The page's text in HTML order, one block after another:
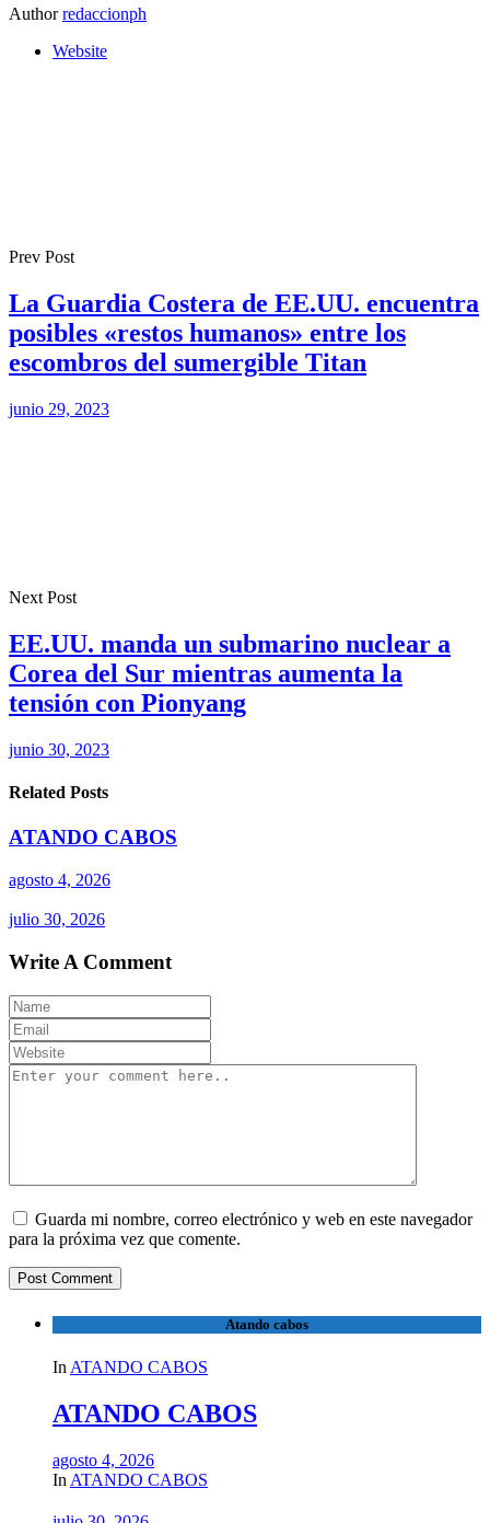
Author redaccionph
Website
Prev Post
La Guardia Costera de EE.UU. encuentra
posibles «restos humanos» entre los
escombros del sumergible Titan
junio 29, 2023
Next Post
EE.UU. manda un submarino nuclear a
Corea del Sur mientras aumenta la
tensión con Pionyang
junio 30, 2023
Related Posts
ATANDO CABOS
agosto 4, 2026
julio 30, 2026
Write A Comment
Guarda mi nombre, correo electrónico y web en este navegador
para la próxima vez que comente.
Atando cabos
In ATANDO CABOS
ATANDO CABOS
agosto 4, 2026
In ATANDO CABOS